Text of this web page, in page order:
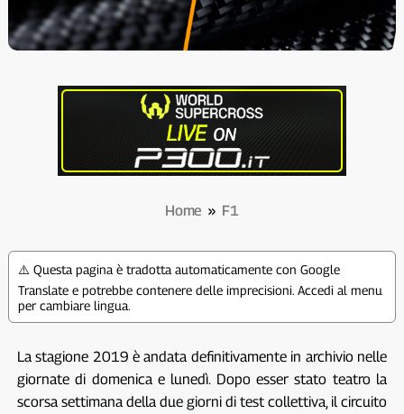
Home » F1
⚠️ Questa pagina è tradotta automaticamente con Google
Translate e potrebbe contenere delle imprecisioni. Accedi al menu
per cambiare lingua.
La stagione 2019 è andata definitivamente in archivio nelle
giornate di domenica e lunedì. Dopo esser stato teatro la
scorsa settimana della due giorni di test collettiva, il circuito